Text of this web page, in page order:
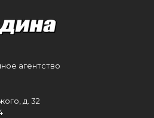
агентство
д. 32